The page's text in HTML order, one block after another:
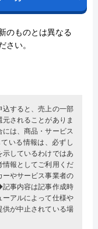
のものとは異なる
さい。
すると、売上の一部
されることがありま
は、商品・サービス
いる情報は、必ずし
しているわけではあ
情報としてご利用くだ
やサービス事業者の
事内容は記事作成時
アルによって仕様や
が中止されている場